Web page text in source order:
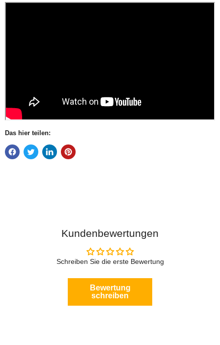
Das hier teilen:
Kundenbewertungen
Schreiben Sie die erste Bewertung
Bewertung
schreiben